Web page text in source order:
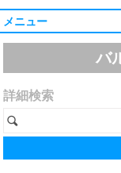
メニュー
バ
詳細検索